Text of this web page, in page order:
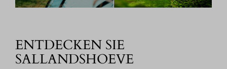
ENTDECKEN SIE
SALLANDSHOEVE